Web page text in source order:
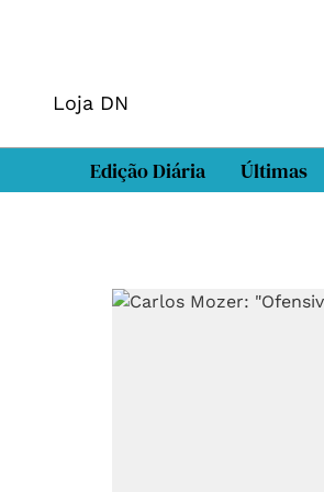
Loja DN
Edição Diária Últimas